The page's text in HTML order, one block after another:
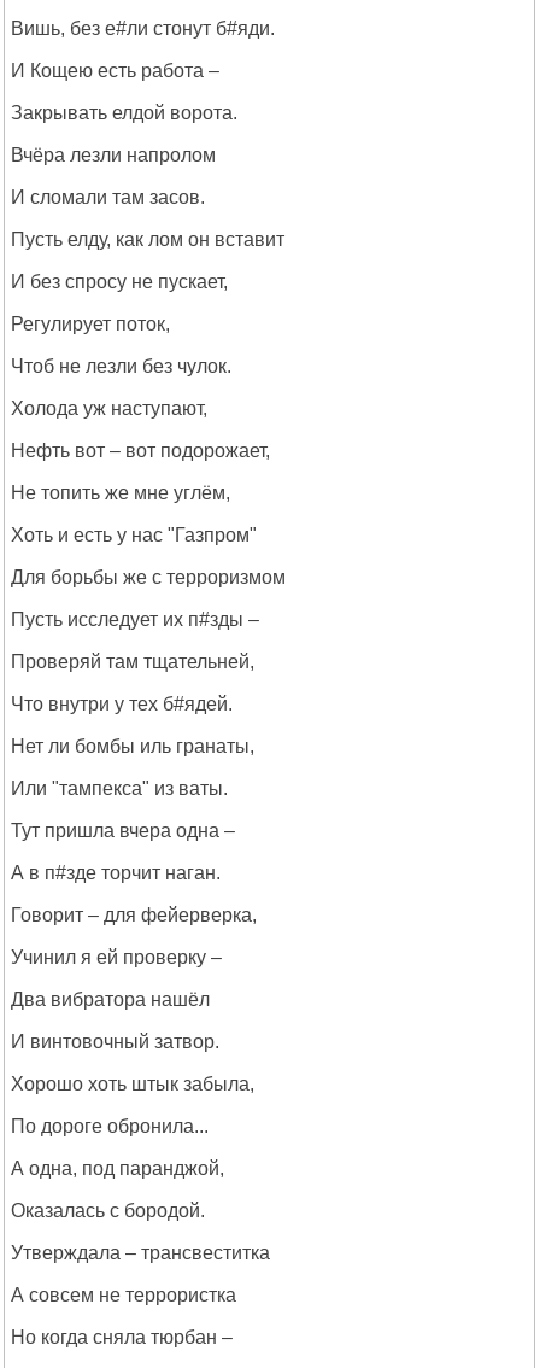
Вишь, без е#ли стонут б#яди.
И Кощею есть работа –
Закрывать елдой ворота.
Вчёра лезли напролом
И сломали там засов.
Пусть елду, как лом он вставит
И без спросу не пускает,
Регулирует поток,
Чтоб не лезли без чулок.
Холода уж наступают,
Нефть вот – вот подорожает,
Не топить же мне углём,
Хоть и есть у нас "Газпром"
Для борьбы же с терроризмом
Пусть исследует их п#зды –
Проверяй там тщательнeй,
Что внутри у тех б#ядей.
Нет ли бомбы иль гранаты,
Или "тампекса" из ваты.
Тут пришла вчера одна –
А в п#зде торчит наган.
Говорит – для фейерверка,
Учинил я ей проверку –
Два вибратора нашёл
И винтовочный затвор.
Хорошо хоть штык забыла,
По дороге обронила...
А одна, под паранджой,
Оказалась с бородой.
Утверждала – трансвеститка
А совсем не террористка
Но когда сняла тюрбан –